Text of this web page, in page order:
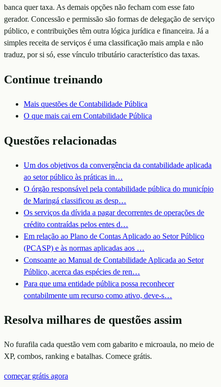
banca quer taxa. As demais opções não fecham com esse fato
gerador. Concessão e permissão são formas de delegação de serviço
público, e contribuições têm outra lógica jurídica e financeira. Já a
simples receita de serviços é uma classificação mais ampla e não
traduz, por si só, esse vínculo tributário característico das taxas.
Continue treinando
Mais questões de Contabilidade Pública
O que mais cai em Contabilidade Pública
Questões relacionadas
Um dos objetivos da convergência da contabilidade aplicada
ao setor público às práticas in…
O órgão responsável pela contabilidade pública do município
de Maringá classificou as desp…
Os serviços da dívida a pagar decorrentes de operações de
crédito contraídas pelos entes d…
Em relação ao Plano de Contas Aplicado ao Setor Público
(PCASP) e às normas aplicadas aos …
Consoante ao Manual de Contabilidade Aplicada ao Setor
Público, acerca das espécies de ren…
Para que uma entidade pública possa reconhecer
contabilmente um recurso como ativo, deve-s…
Resolva milhares de questões assim
No furafila cada questão vem com gabarito e microaula, no meio de
XP, combos, ranking e batalhas. Comece grátis.
começar grátis agora